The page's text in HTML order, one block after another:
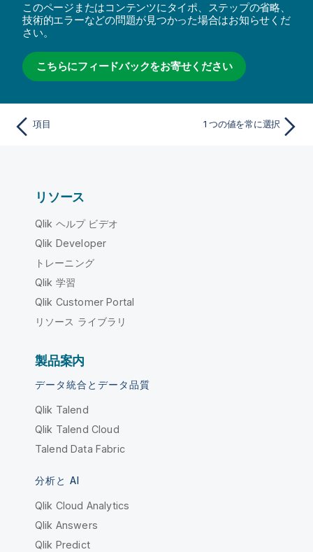
このページまたはコンテンツにタイポ、ステップの省略、
技術的エラーなどの問題が見つかった場合はお知らせくだ
さい。
こちらにフィードバックをお寄せください
項目 1 つの値を常に選択
リソース
Qlik ヘルプ ビデオ
Qlik Developer
トレーニング
Qlik 学習
Qlik Customer Portal
リソース ライブラリ
製品案内
データ統合とデータ品質
Qlik Talend
Qlik Talend Cloud
Talend Data Fabric
分析と AI
Qlik Cloud Analytics
Qlik Answers
Qlik Predict